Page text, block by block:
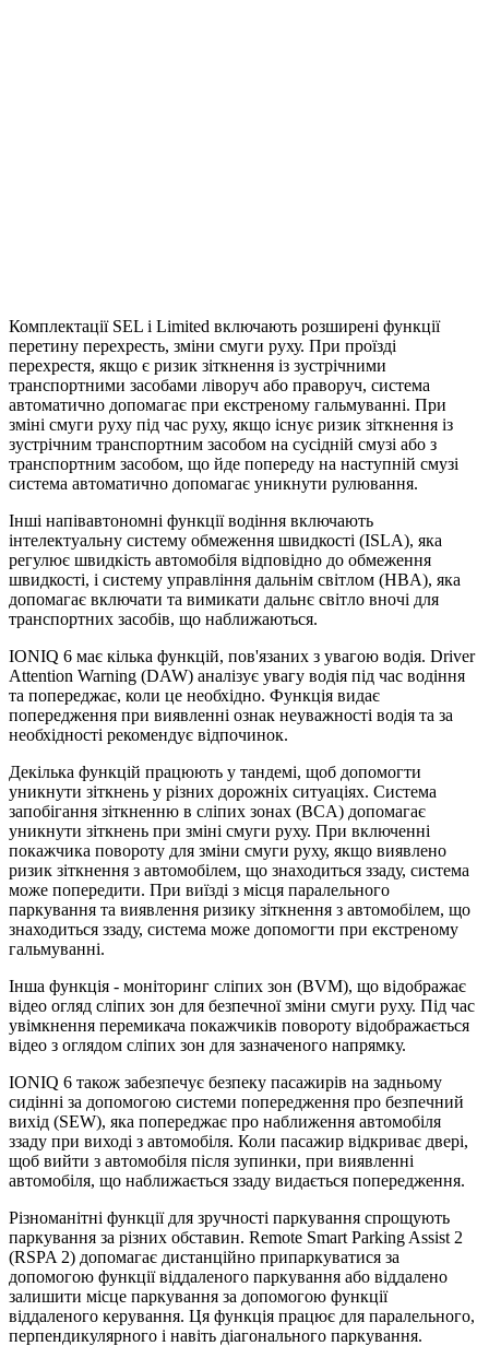
Комплектації SEL і Limited включають розширені функції
перетину перехресть, зміни смуги руху. При проїзді
перехрестя, якщо є ризик зіткнення із зустрічними
транспортними засобами ліворуч або праворуч, система
автоматично допомагає при екстреному гальмуванні. При
зміні смуги руху під час руху, якщо існує ризик зіткнення із
зустрічним транспортним засобом на сусідній смузі або з
транспортним засобом, що йде попереду на наступній смузі
система автоматично допомагає уникнути рулювання.
Інші напівавтономні функції водіння включають
інтелектуальну систему обмеження швидкості (ISLA), яка
регулює швидкість автомобіля відповідно до обмеження
швидкості, і систему управління дальнім світлом (HBA), яка
допомагає включати та вимикати дальнє світло вночі для
транспортних засобів, що наближаються.
IONIQ 6 має кілька функцій, пов'язаних з увагою водія. Driver
Attention Warning (DAW) аналізує увагу водія під час водіння
та попереджає, коли це необхідно. Функція видає
попередження при виявленні ознак неуважності водія та за
необхідності рекомендує відпочинок.
Декілька функцій працюють у тандемі, щоб допомогти
уникнути зіткнень у різних дорожніх ситуаціях. Система
запобігання зіткненню в сліпих зонах (BCA) допомагає
уникнути зіткнень при зміні смуги руху. При включенні
покажчика повороту для зміни смуги руху, якщо виявлено
ризик зіткнення з автомобілем, що знаходиться ззаду, система
може попередити. При виїзді з місця паралельного
паркування та виявлення ризику зіткнення з автомобілем, що
знаходиться ззаду, система може допомогти при екстреному
гальмуванні.
Інша функція - моніторинг сліпих зон (BVM), що відображає
відео огляд сліпих зон для безпечної зміни смуги руху. Під час
увімкнення перемикача покажчиків повороту відображається
відео з оглядом сліпих зон для зазначеного напрямку.
IONIQ 6 також забезпечує безпеку пасажирів на задньому
сидінні за допомогою системи попередження про безпечний
вихід (SEW), яка попереджає про наближення автомобіля
ззаду при виході з автомобіля. Коли пасажир відкриває двері,
щоб вийти з автомобіля після зупинки, при виявленні
автомобіля, що наближається ззаду видається попередження.
Різноманітні функції для зручності паркування спрощують
паркування за різних обставин. Remote Smart Parking Assist 2
(RSPA 2) допомагає дистанційно припаркуватися за
допомогою функції віддаленого паркування або віддалено
залишити місце паркування за допомогою функції
віддаленого керування. Ця функція працює для паралельного,
перпендикулярного і навіть діагонального паркування.